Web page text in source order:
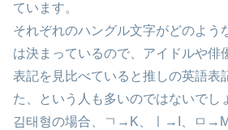
ています。
それぞれのハングル文字がどのよう
は決まっているので、アイドルや俳
表記を見比べていると推しの英語表
た、という人も多いのではないでし
김태형の場合、ㄱ→K、ㅣ→I、ㅁ